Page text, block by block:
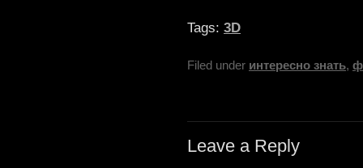
Tags: 3D
Filed under интересно знать,
Leave a Reply